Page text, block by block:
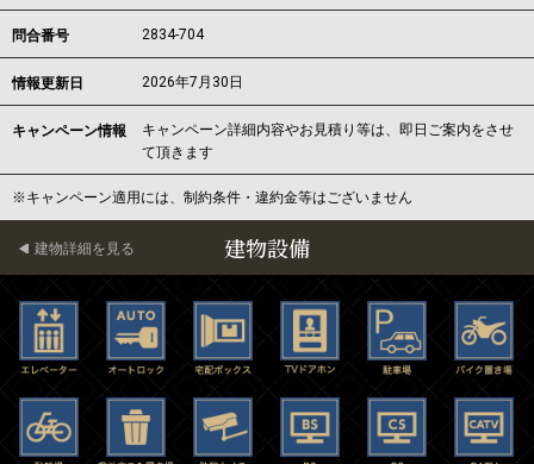
問合番号 2834-704
情報更新日 2026年7月30日
キャンペーン情報
キャンペーン詳細内容やお見積り等は、即日ご案内をさせ
て頂きます
※キャンペーン適用には、制約条件・違約金等はございません
建物設備
建物詳細を見る